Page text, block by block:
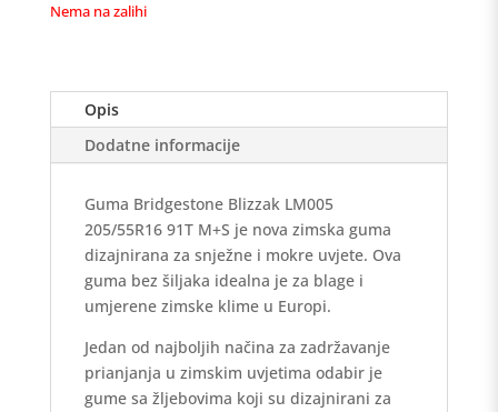
Nema na zalihi
Opis
Dodatne informacije
Guma Bridgestone Blizzak LM005
205/55R16 91T M+S je nova zimska guma
dizajnirana za snježne i mokre uvjete. Ova
guma bez šiljaka idealna je za blage i
umjerene zimske klime u Europi.
Jedan od najboljih načina za zadržavanje
prianjanja u zimskim uvjetima odabir je
gume sa žljebovima koji su dizajnirani za